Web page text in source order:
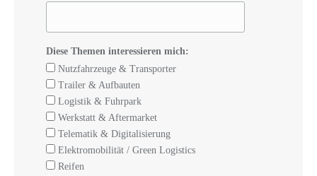
Diese Themen interessieren mich:
Nutzfahrzeuge & Transporter
Trailer & Aufbauten
Logistik & Fuhrpark
Werkstatt & Aftermarket
Telematik & Digitalisierung
Elektromobilität / Green Logistics
Reifen